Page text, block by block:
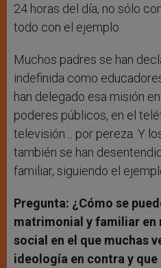
24 horas del día, no sólo
todo con el ejemplo.
Muchos padres se han
indefinida como
han delegado esa misión
poderes públicos, en el
televisión… por pereza. Y
también se han
familiar, siguiendo el
Pregunta: ¿Cómo se
matrimonial y familiar en
social en el que muchas
ideología en contra y